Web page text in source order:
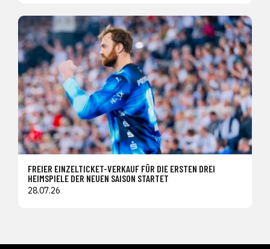
FREIER EINZELTICKET-VERKAUF FÜR DIE ERSTEN DREI
HEIMSPIELE DER NEUEN SAISON STARTET
28.07.26